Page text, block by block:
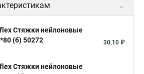
Хомуты стяжки труба
Стяжка нейлоновые 100шт черные
Площадка для стяжки купить
Стяжки нейлоновые
(б) 50272
30,10 ₽
Стяжки нейлоновые